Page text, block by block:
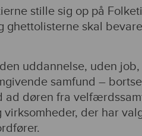
stille sig op på
skal
uddannelse, uden
samfund –
ad døren fra
der har